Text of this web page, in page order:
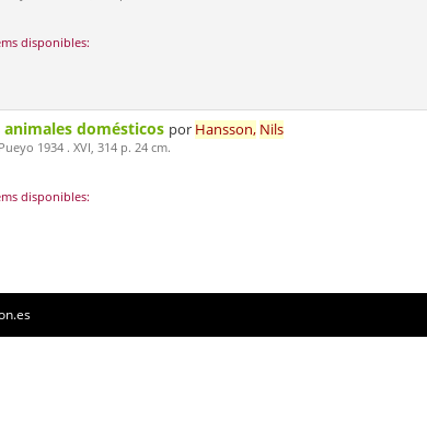
disponibles:
domésticos por Hansson, Nils
1934 . XVI, 314 p. 24 cm.
disponibles: